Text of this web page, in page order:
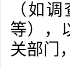
（如
等），
关部门